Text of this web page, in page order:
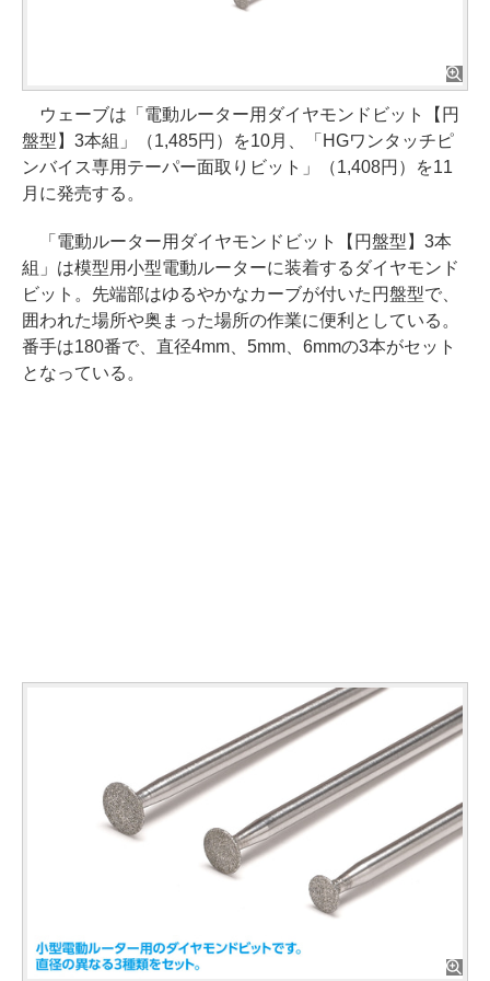
ウェーブは「電動ルーター用ダイヤモンドビット【円
盤型】3本組」（1,485円）を10月、「HGワンタッチピ
ンバイス専用テーパー面取りビット」（1,408円）を11
月に発売する。
「電動ルーター用ダイヤモンドビット【円盤型】3本
組」は模型用小型電動ルーターに装着するダイヤモンド
ビット。先端部はゆるやかなカーブが付いた円盤型で、
囲われた場所や奥まった場所の作業に便利としている。
番手は180番で、直径4mm、5mm、6mmの3本がセット
となっている。